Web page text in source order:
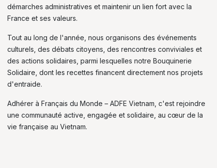
démarches administratives et maintenir un lien fort avec la
France et ses valeurs.
Tout au long de l'année, nous organisons des événements
culturels, des débats citoyens, des rencontres conviviales et
des actions solidaires, parmi lesquelles notre Bouquinerie
Solidaire, dont les recettes financent directement nos projets
d'entraide.
Adhérer à Français du Monde – ADFE Vietnam, c'est rejoindre
une communauté active, engagée et solidaire, au cœur de la
vie française au Vietnam.